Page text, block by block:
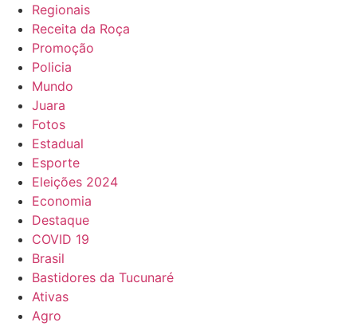
Regionais
Receita da Roça
Promoção
Policia
Mundo
Juara
Fotos
Estadual
Esporte
Eleições 2024
Economia
Destaque
COVID 19
Brasil
Bastidores da Tucunaré
Ativas
Agro